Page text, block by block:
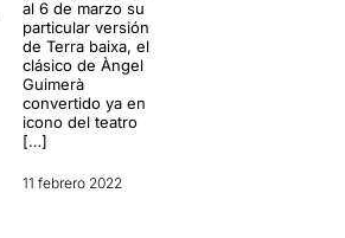
al 6 de marzo su
particular versión
de Terra baixa, el
clásico de Àngel
Guimerà
convertido ya en
icono del teatro
[…]
11 febrero 2022